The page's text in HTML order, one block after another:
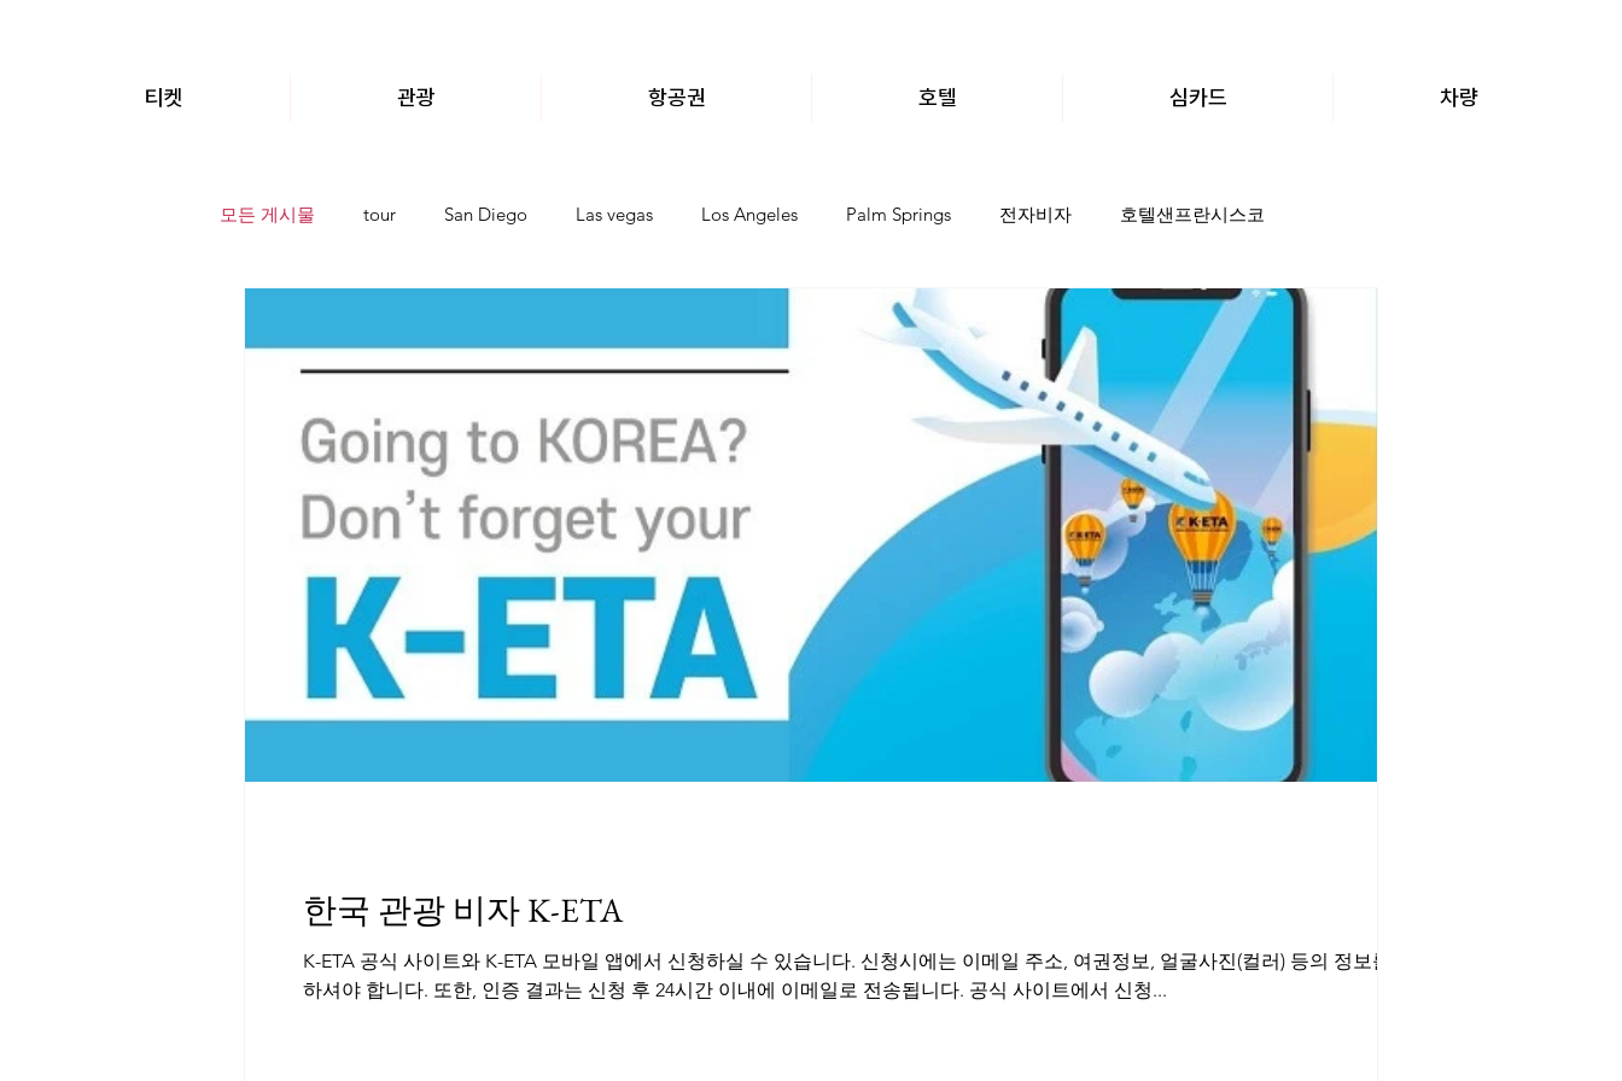
티켓 관광 항공권 호텔 심카드 차량
모든 게시물 tour San Diego Las vegas Los Angeles Palm Springs 전자비자 호텔샌프란시스코
픽업/목적지드랍 서비스 호텔 LA투어가이드
San Francisco Stay 호텔
한국 관광 비자 K-ETA
K-ETA 공식 사이트와 K-ETA 모바일 앱에서 신청하실 수 있습니다. 신청시에는 이메일 주소, 여권정보, 얼굴사진(컬러) 등의 정보를 등록
하셔야 합니다. 또한, 인증 결과는 신청 후 24시간 이내에 이메일로 전송됩니다. 공식 사이트에서 신청...